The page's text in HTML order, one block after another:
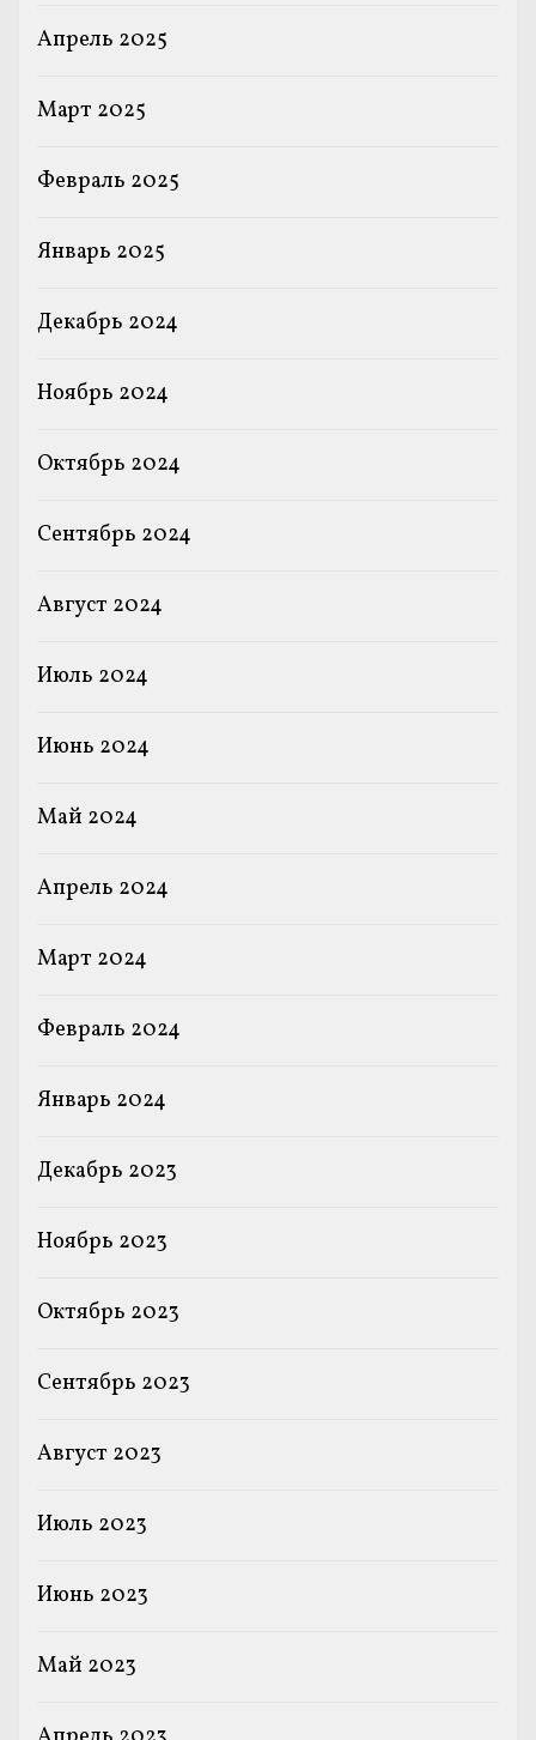
Апрель 2025
Март 2025
Февраль 2025
Январь 2025
Декабрь 2024
Ноябрь 2024
Октябрь 2024
Сентябрь 2024
Август 2024
Июль 2024
Июнь 2024
Май 2024
Апрель 2024
Март 2024
Февраль 2024
Январь 2024
Декабрь 2023
Ноябрь 2023
Октябрь 2023
Сентябрь 2023
Август 2023
Июль 2023
Июнь 2023
Май 2023